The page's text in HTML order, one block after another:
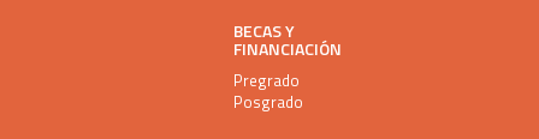
BECAS Y
FINANCIACIÓN
Pregrado
Posgrado